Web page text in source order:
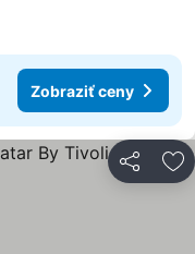
Zobraziť ceny
Zdieľať